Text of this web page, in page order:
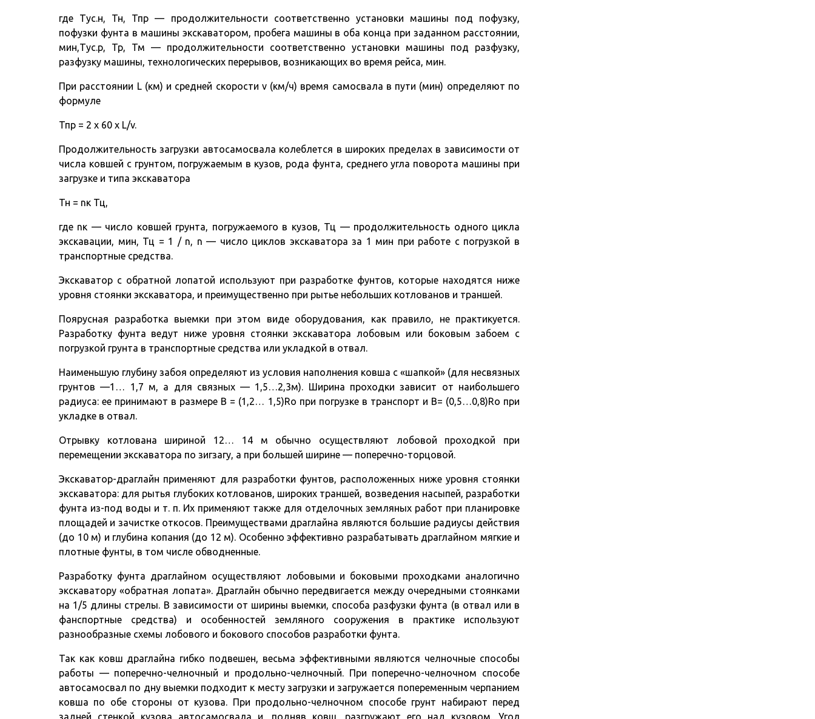
где Тус.н, Тн, Тпр — продолжительности соответственно установки машины под пофузку,
пофузки фунта в машины экскаватором, пробега машины в оба конца при заданном расстоянии,
мин,Тус.р, Тр, Тм — продолжительности соответственно установки машины под разфузку,
разфузку машины, технологических перерывов, возникающих во время рейса, мин.
При расстоянии L (км) и средней скорости v (км/ч) время самосвала в пути (мин) определяют по
формуле
Тпр = 2 х 60 х L/v.
Продолжительность загрузки автосамосвала колеблется в широких пределах в зависимости от
числа ковшей с грунтом, погружаемым в кузов, рода фунта, среднего угла поворота машины при
загрузке и типа экскаватора
Тн = nк Тц,
где nк — число ковшей грунта, погружаемого в кузов, Тц — продолжительность одного цикла
экскавации, мин, Тц = 1 / n, n — число циклов экскаватора за 1 мин при работе с погрузкой в
транспортные средства.
Экскаватор с обратной лопатой используют при разработке фунтов, которые находятся ниже
уровня стоянки экскаватора, и преимущественно при рытье небольших котлованов и траншей.
Поярусная разработка выемки при этом виде оборудования, как правило, не практикуется.
Разработку фунта ведут ниже уровня стоянки экскаватора лобовым или боковым забоем с
погрузкой грунта в транспортные средства или укладкой в отвал.
Наименьшую глубину забоя определяют из условия наполнения ковша с «шапкой» (для несвязных
грунтов —1… 1,7 м, а для связных — 1,5…2,3м). Ширина проходки зависит от наибольшего
радиуса: ее принимают в размере В = (1,2… 1,5)Rо при погрузке в транспорт и В= (0,5…0,8)Rо при
укладке в отвал.
Отрывку котлована шириной 12… 14 м обычно осуществляют лобовой проходкой при
перемещении экскаватора по зигзагу, а при большей ширине — поперечно-торцовой.
Экскаватор-драглайн применяют для разработки фунтов, расположенных ниже уровня стоянки
экскаватора: для рытья глубоких котлованов, широких траншей, возведения насыпей, разработки
фунта из-под воды и т. п. Их применяют также для отделочных земляных работ при планировке
площадей и зачистке откосов. Преимуществами драглайна являются большие радиусы действия
(до 10 м) и глубина копания (до 12 м). Особенно эффективно разрабатывать драглайном мягкие и
плотные фунты, в том числе обводненные.
Разработку фунта драглайном осуществляют лобовыми и боковыми проходками аналогично
экскаватору «обратная лопата». Драглайн обычно передвигается между очередными стоянками
на 1/5 длины стрелы. В зависимости от ширины выемки, способа разфузки фунта (в отвал или в
фанспортные средства) и особенностей земляного сооружения в практике используют
разнообразные схемы лобового и бокового способов разработки фунта.
Так как ковш драглайна гибко подвешен, весьма эффективными являются челночные способы
работы — поперечно-челночный и продольно-челночный. При поперечно-челночном способе
автосамосвал по дну выемки подходит к месту загрузки и загружается попеременным черпанием
ковша по обе стороны от кузова. При продольно-челночном способе грунт набирают перед
задней стенкой кузова автосамосвала и, подняв ковш, разгружают его над кузовом. Угол